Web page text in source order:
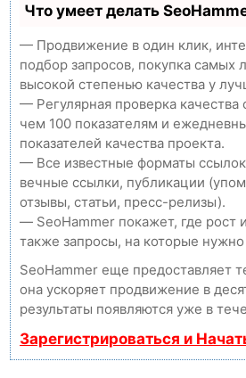
Что умеет делать
— Продвижение в один клик,
подбор запросов, покупка самых
высокой степенью качества у
— Регулярная проверка качества
чем 100 показателям и
показателей качества проекта.
— Все известные форматы
вечные ссылки, публикации
отзывы, статьи, пресс-релизы).
— SeoHammer покажет, где рост
также запросы, на которые
SeoHammer еще предоставляет
она ускоряет продвижение в
результаты появляются уже в
Зарегистрироваться и